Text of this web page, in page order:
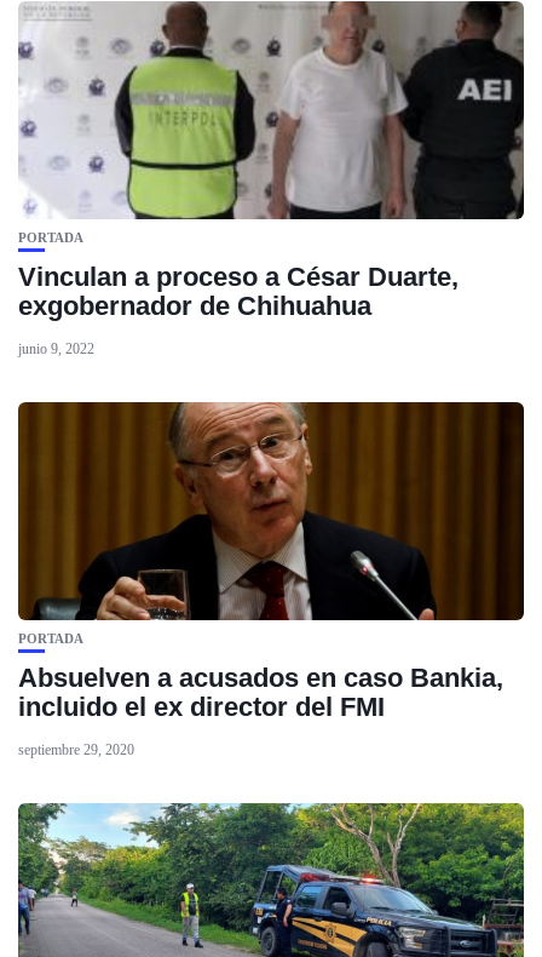
PORTADA
Vinculan a proceso a César Duarte,
exgobernador de Chihuahua
junio 9, 2022
PORTADA
Absuelven a acusados en caso Bankia,
incluido el ex director del FMI
septiembre 29, 2020